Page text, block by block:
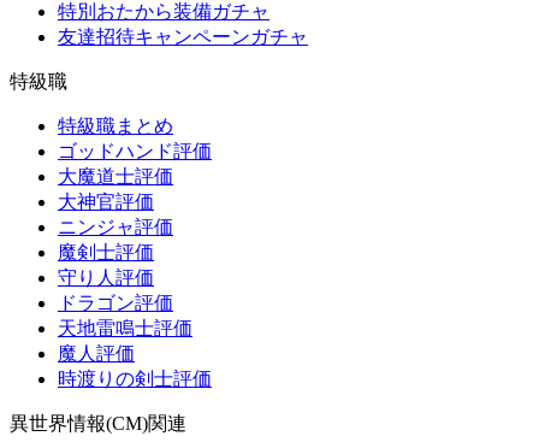
特別おたから装備ガチャ
友達招待キャンペーンガチャ
特級職
特級職まとめ
ゴッドハンド評価
大魔道士評価
大神官評価
ニンジャ評価
魔剣士評価
守り人評価
ドラゴン評価
天地雷鳴士評価
魔人評価
時渡りの剣士評価
異世界情報(CM)関連